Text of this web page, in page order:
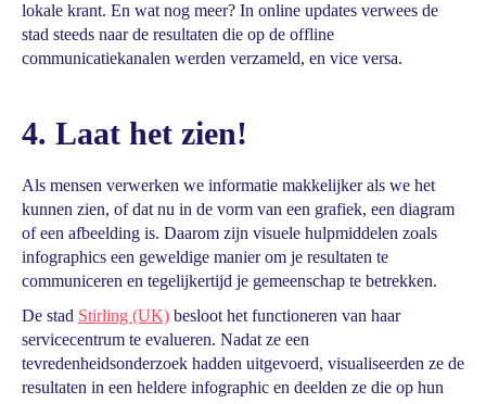
lokale krant. En wat nog meer? In online updates verwees de
stad steeds naar de resultaten die op de offline
communicatiekanalen werden verzameld, en vice versa.
4. Laat het zien!
Als mensen verwerken we informatie makkelijker als we het
kunnen zien, of dat nu in de vorm van een grafiek, een diagram
of een afbeelding is. Daarom zijn visuele hulpmiddelen zoals
infographics een geweldige manier om je resultaten te
communiceren en tegelijkertijd je gemeenschap te betrekken.
De stad Stirling (UK) besloot het functioneren van haar
servicecentrum te evalueren. Nadat ze een
tevredenheidsonderzoek hadden uitgevoerd, visualiseerden ze de
resultaten in een heldere infographic en deelden ze die op hun